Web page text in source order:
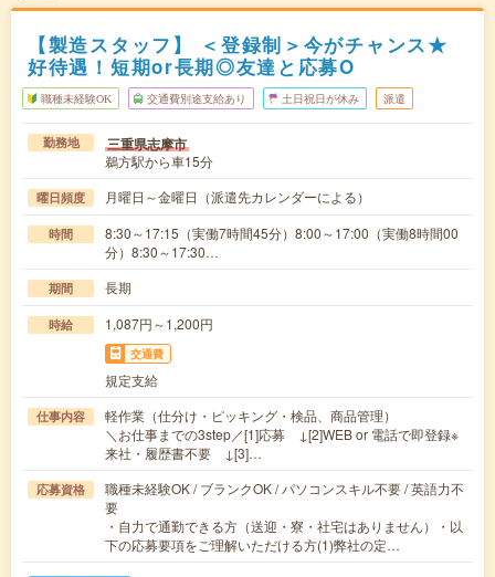
【製造スタッフ】 ＜登録制＞今がチャンス★
好待遇！短期or長期◎友達と応募O
職種未経験OK 交通費別途支給あり 土日祝日が休み 派遣
勤務地 三重県志摩市
鵜方駅から車15分
曜日頻度 月曜日～金曜日（派遣先カレンダーによる）
時間
8:30～17:15（実働7時間45分）8:00～17:00（実働8時間00
分）8:30～17:30…
期間 長期
時給 1,087円～1,200円
交通費
規定支給
仕事内容
軽作業（仕分け・ピッキング・検品、商品管理）
＼お仕事までの3step／[1]応募 ↓[2]WEB or 電話で即登録※
来社・履歴書不要 ↓[3]…
応募資格
職種未経験OK / ブランクOK / パソコンスキル不要 / 英語力不
要
・自力で通勤できる方（送迎・寮・社宅はありません）・以
下の応募要項をご理解いただける方(1)弊社の定…